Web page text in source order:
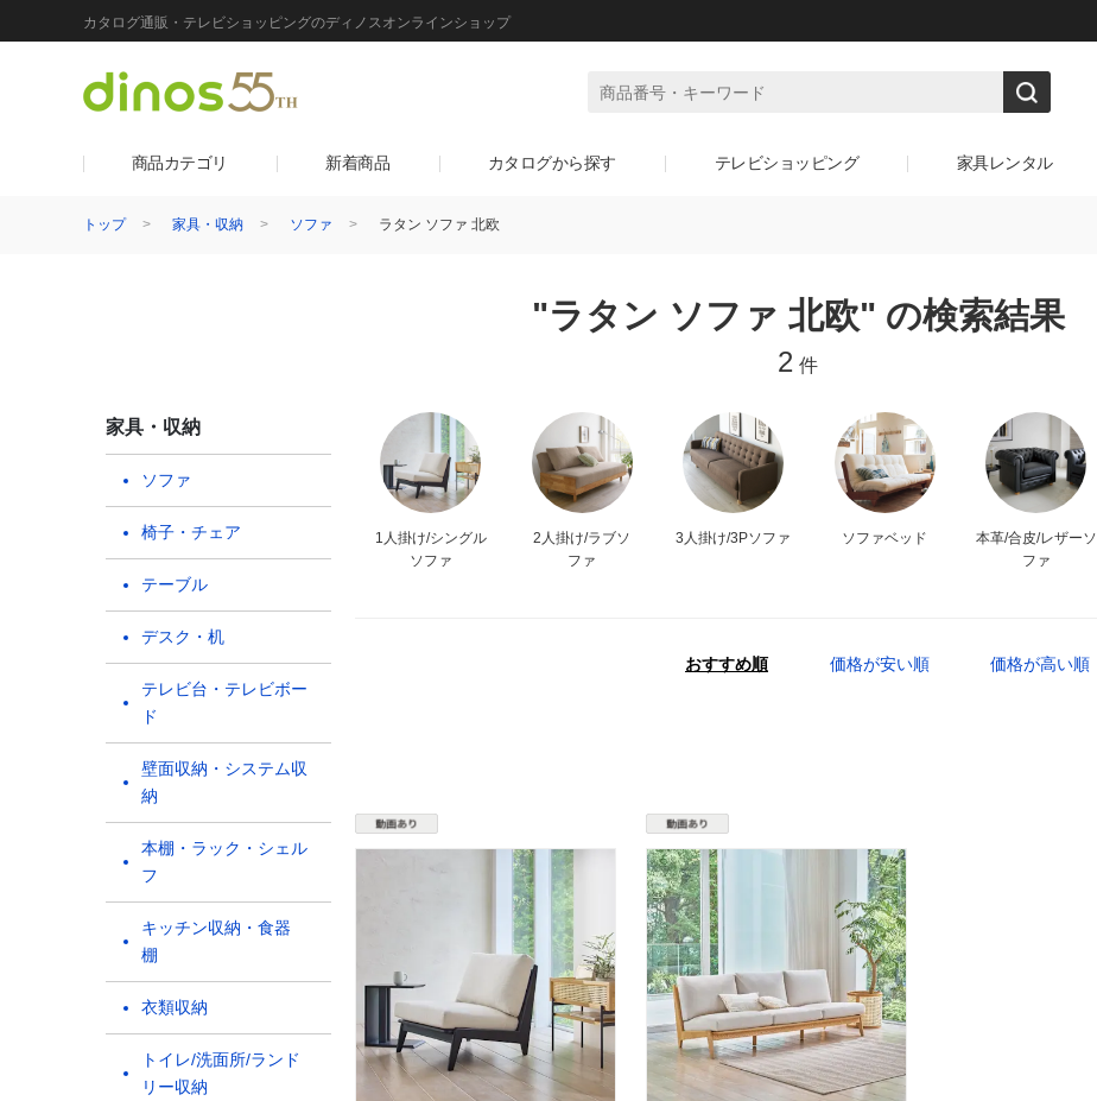
カタログ通販・テレビショッピングのディノスオンラインショップ
商品カテゴリ 新着商品 カタログから探す テレビショッピング 家具レンタル
トップ 家具・収納 ソファ ラタン ソファ 北欧
"ラタン ソファ 北欧" の検索結果
2 件
家具・収納
ソファ
椅子・チェア
テーブル
デスク・机
テレビ台・テレビボー
ド
壁面収納・システム収
納
本棚・ラック・シェル
フ
キッチン収納・食器
棚
衣類収納
トイレ/洗面所/ランド
リー収納
1人掛け/シングル
ソファ
2人掛け/ラブソ
ファ
3人掛け/3Pソファ ソファベッド
本革/合皮/レザーソ
ファ
おすすめ順 価格が安い順 価格が高い順